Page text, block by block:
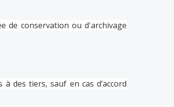
de conservation ou d'archivage
des tiers, sauf en cas d’accord